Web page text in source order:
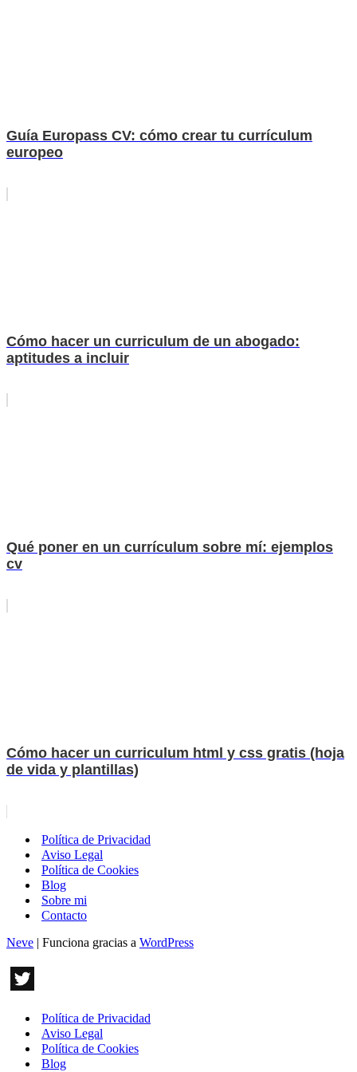
Guía Europass CV: cómo crear tu currículum
europeo
Cómo hacer un curriculum de un abogado:
aptitudes a incluir
Qué poner en un currículum sobre mí: ejemplos
cv
Cómo hacer un curriculum html y css gratis (hoja
de vida y plantillas)
Política de Privacidad
Aviso Legal
Política de Cookies
Blog
Sobre mi
Contacto
Neve | Funciona gracias a WordPress
Política de Privacidad
Aviso Legal
Política de Cookies
Blog